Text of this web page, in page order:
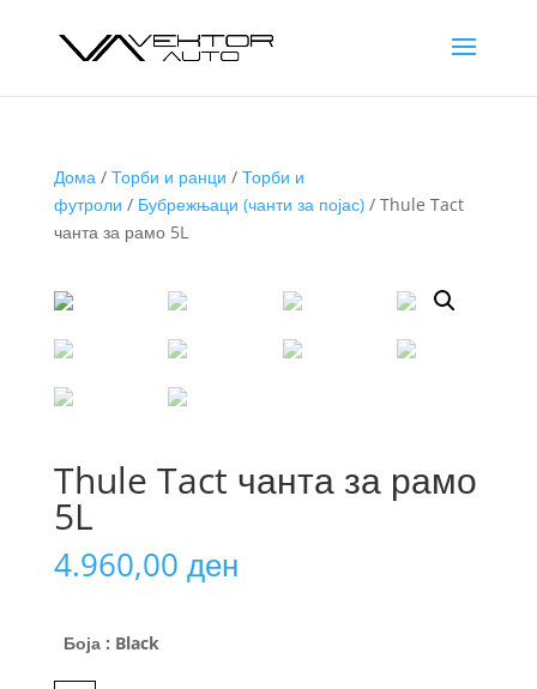
Дома/ Торби и ранци / Торби и
футроли / Бубрежњаци (чанти за појас)/ Thule Tact
чанта за рамо 5L
Thule Tact чанта за рамо
5L
4.960,00 ден
Боја : Black